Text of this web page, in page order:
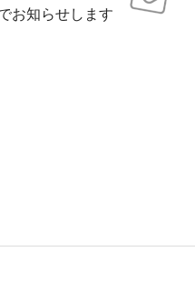
お知らせします